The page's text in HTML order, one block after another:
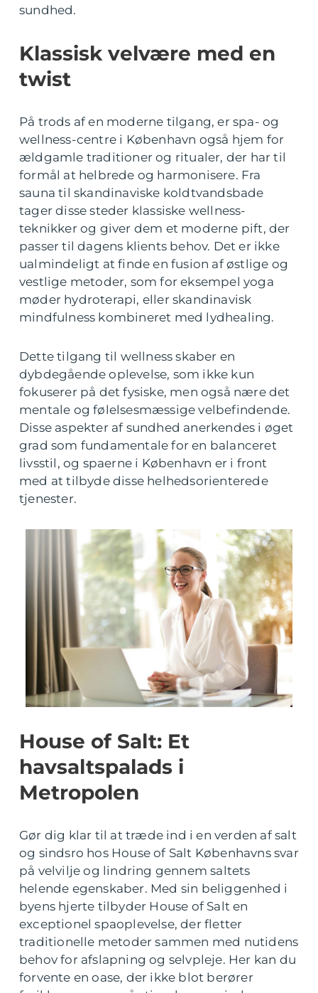
sundhed.
Klassisk velvære med en
twist
På trods af en moderne tilgang, er spa- og
wellness-centre i København også hjem for
ældgamle traditioner og ritualer, der har til
formål at helbrede og harmonisere. Fra
sauna til skandinaviske koldtvandsbade
tager disse steder klassiske wellness-
teknikker og giver dem et moderne pift, der
passer til dagens klients behov. Det er ikke
ualmindeligt at finde en fusion af østlige og
vestlige metoder, som for eksempel yoga
møder hydroterapi, eller skandinavisk
mindfulness kombineret med lydhealing.
Dette tilgang til wellness skaber en
dybdegående oplevelse, som ikke kun
fokuserer på det fysiske, men også nære det
mentale og følelsesmæssige velbefindende.
Disse aspekter af sundhed anerkendes i øget
grad som fundamentale for en balanceret
livsstil, og spaerne i København er i front
med at tilbyde disse helhedsorienterede
tjenester.
House of Salt: Et
havsaltspalads i
Metropolen
Gør dig klar til at træde ind i en verden af salt
og sindsro hos House of Salt Københavns svar
på velvilje og lindring gennem saltets
helende egenskaber. Med sin beliggenhed i
byens hjerte tilbyder House of Salt en
exceptionel spaoplevelse, der fletter
traditionelle metoder sammen med nutidens
behov for afslapning og selvpleje. Her kan du
forvente en oase, der ikke blot berører